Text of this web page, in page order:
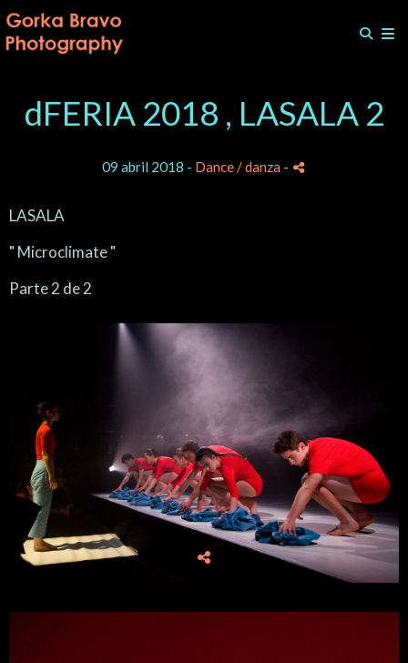
dFERIA 2018 , LASALA 2
09 abril 2018 - Dance / danza -
LASALA
" Microclimate "
Parte 2 de 2